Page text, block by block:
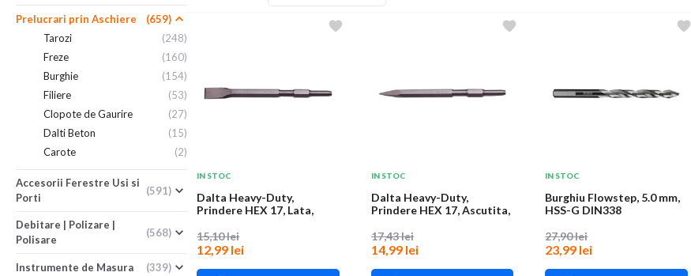
Prelucrari prin Aschiere
(659)
Tarozi
(248)
Freze
(160)
Burghie
(154)
Filiere
(53)
Clopote de Gaurire
(27)
Dalti Beton
(15)
Carote
(2)
Accesorii Ferestre Usi si
Porti
(591)
Debitare | Polizare |
Polisare
(568)
Instrumente de Masura (339)
IN STOC
Dalta Heavy-Duty,
Prindere HEX 17, Lata,
15,10 lei
12,99 lei
IN STOC
Dalta Heavy-Duty,
Prindere HEX 17, Ascutita,
17,43 lei
14,99 lei
IN STOC
Burghiu Flowstep, 5.0 mm,
HSS-G DIN338
27,90 lei
23,99 lei